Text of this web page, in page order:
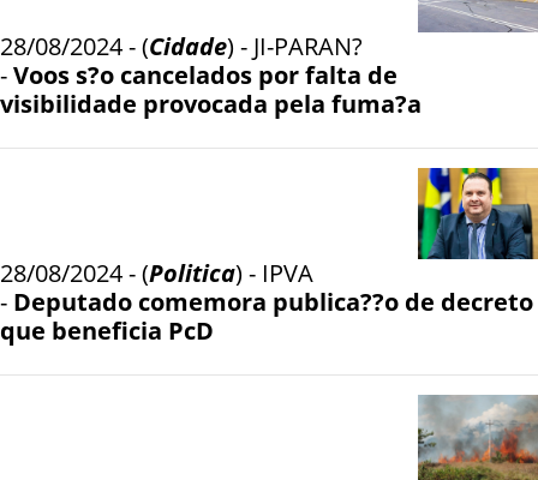
28/08/2024 - (Cidade) - JI-PARAN?
-Voos s?o cancelados por falta de
visibilidade provocada pela fuma?a
28/08/2024 - (Politica) - IPVA
- Deputado comemora publica??o de decreto
que beneficia PcD